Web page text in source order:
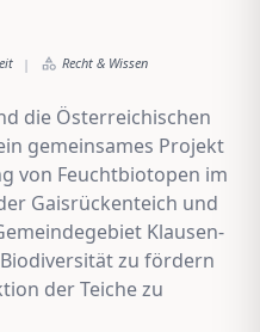
| Recht & Wissen
die Österreichischen
gemeinsames Projekt
von Feuchtbiotopen im
Gaisrückenteich und
Klausen-
zu fördern
der Teiche zu